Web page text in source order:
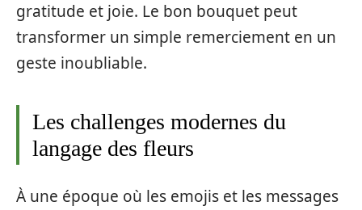
gratitude et joie. Le bon bouquet peut
transformer un simple remerciement en un
geste inoubliable.
Les challenges modernes du
langage des fleurs
À une époque où les emojis et les messages